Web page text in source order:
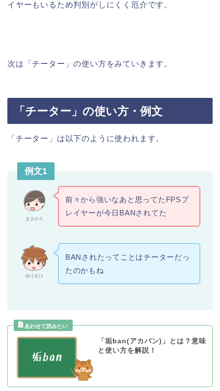
イヤーもいるため判別がしにくく厄介です。
次は「チーター」の使い方をみていきます。
「チーター」の使い方・例文
「チーター」は以下のように使われます。
例文1
まさひろ
前々から強いなあと思ってたFPSプ
レイヤーが今日BANされてた
ゆうすけ
BANされたってことはチーターだっ
たのかもね
「垢ban(アカバン)」とは？意味
と使い方を解説！